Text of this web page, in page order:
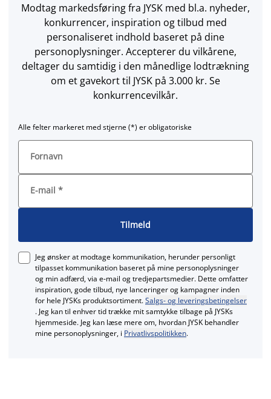
Modtag markedsføring fra JYSK med bl.a. nyheder,
konkurrencer, inspiration og tilbud med
personaliseret indhold baseret på dine
personoplysninger. Accepterer du vilkårene,
deltager du samtidig i den månedlige lodtrækning
om et gavekort til JYSK på 3.000 kr. Se
konkurrencevilkår.
Alle felter markeret med stjerne (*) er obligatoriske
Fornavn
E-mail *
Tilmeld
Jeg ønsker at modtage kommunikation, herunder personligt
tilpasset kommunikation baseret på mine personoplysninger
og min adfærd, via e‑mail og tredjepartsmedier. Dette omfatter
inspiration, gode tilbud, nye lanceringer og kampagner inden
for hele JYSKs produktsortiment.Salgs- og leveringsbetingelser
. Jeg kan til enhver tid trække mit samtykke tilbage på JYSKs
hjemmeside. Jeg kan læse mere om, hvordan JYSK behandler
mine personoplysninger, i Privatlivspolitikken.